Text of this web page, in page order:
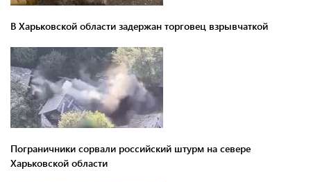
В Харьковской области задержан торговец взрывчаткой
Пограничники сорвали российский штурм на севере
Харьковской области